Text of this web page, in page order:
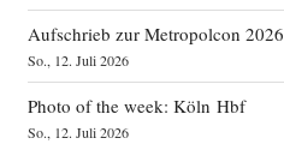
Aufschrieb zur Metropolcon 2026
So., 12. Juli 2026
Photo of the week: Köln Hbf
So., 12. Juli 2026